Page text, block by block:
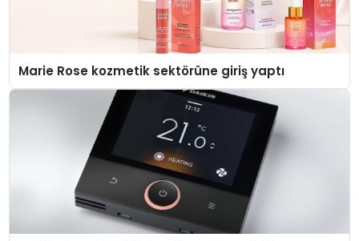
Marie Rose kozmetik sektörüne giriş yaptı